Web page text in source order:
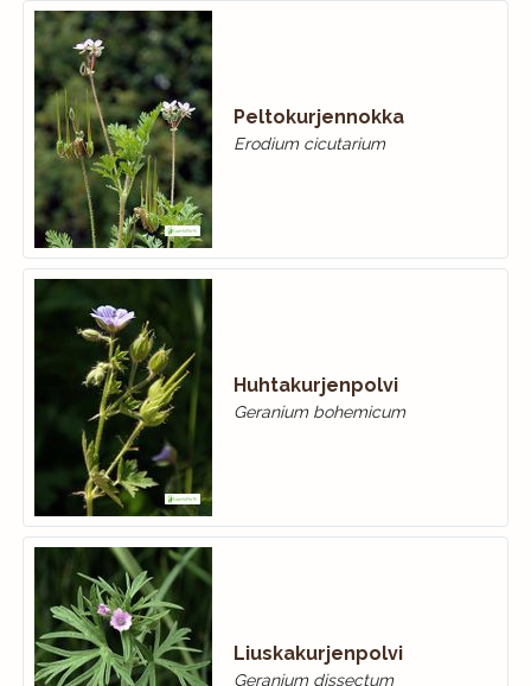
Peltokurjennokka
Erodium cicutarium
Huhtakurjenpolvi
Geranium bohemicum
Liuskakurjenpolvi
Geranium dissectum